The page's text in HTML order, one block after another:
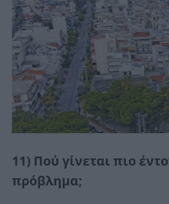
11) Πού γίνεται πιο
πρόβλημα;